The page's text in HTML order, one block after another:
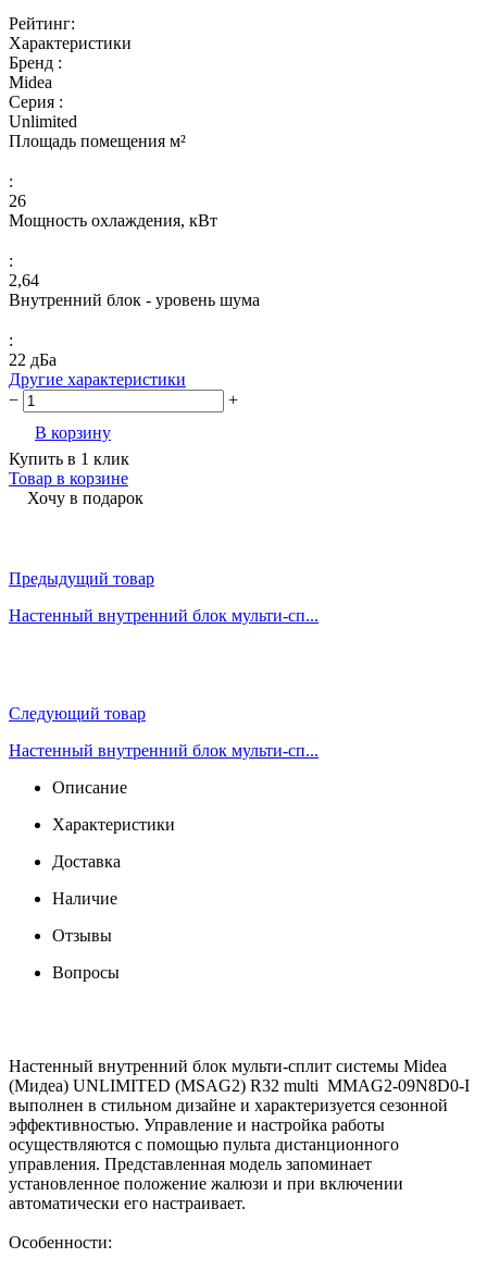
Рейтинг:
Характеристики
Бренд :
Midea
Серия :
Unlimited
Площадь помещения м²
:
26
Мощность охлаждения, кВт
:
2,64
Внутренний блок - уровень шума
:
22 дБа
Другие характеристики
−
+
В корзину
Купить в 1 клик
Товар в корзине
Хочу в подарок
Предыдущий товар
Настенный внутренний блок мульти-сп...
Следующий товар
Настенный внутренний блок мульти-сп...
Описание
Характеристики
Доставка
Наличие
Отзывы
Вопросы
Настенный внутренний блок мульти-сплит системы Midea
(Мидеа) UNLIMITED (MSAG2) R32 multi MMAG2-09N8D0-I
выполнен в стильном дизайне и характеризуется сезонной
эффективностью. Управление и настройка работы
осуществляются с помощью пульта дистанционного
управления. Представленная модель запоминает
установленное положение жалюзи и при включении
автоматически его настраивает.
Особенности: